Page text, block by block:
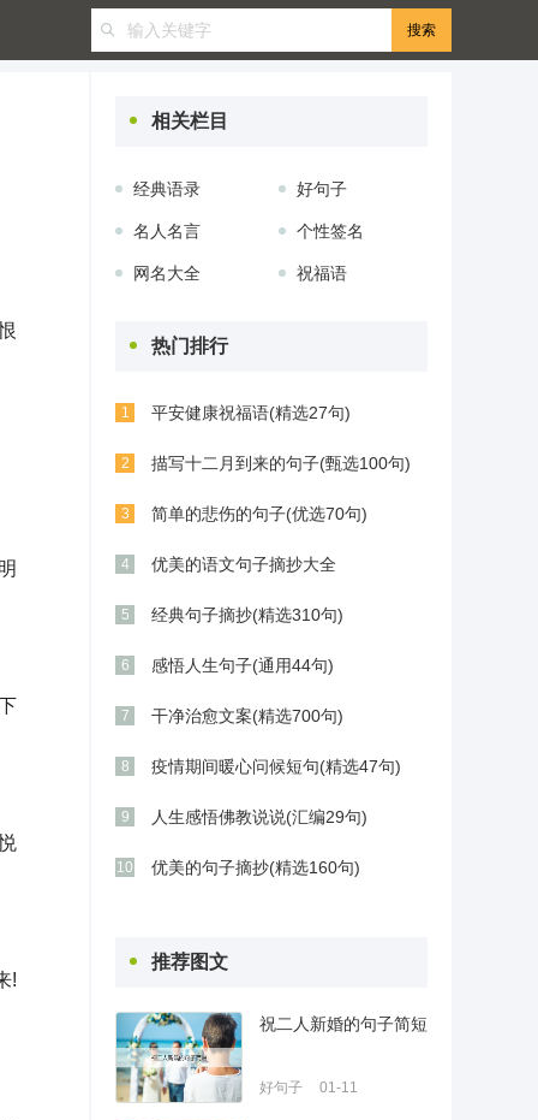
!
相关栏目
经典语录 好句子
名人名言 个性签名
网名大全 祝福语
热门排行
1 平安健康祝福语(精选27句)
2 描写十二月到来的句子(甄选100句)
3 简单的悲伤的句子(优选70句)
4 优美的语文句子摘抄大全
5 经典句子摘抄(精选310句)
6 感悟人生句子(通用44句)
7 干净治愈文案(精选700句)
8 疫情期间暖心问候短句(精选47句)
9 人生感悟佛教说说(汇编29句)
10 优美的句子摘抄(精选160句)
推荐图文
祝二人新婚的句子简短
好句子 01-11